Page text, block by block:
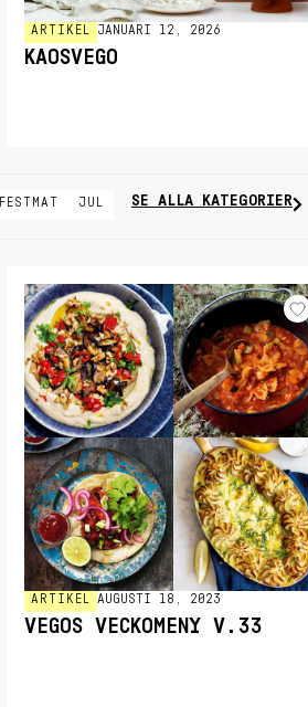
ARTIKEL JANUARI 12, 2026
KAOSVEGO
FESTMAT JUL SE ALLA KATEGORIER
ARTIKEL AUGUSTI 18, 2023
VEGOS VECKOMENY V.33